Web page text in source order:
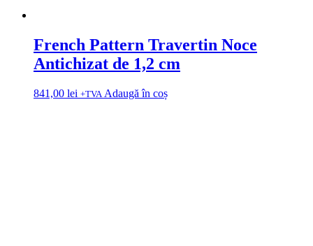
French Pattern Travertin Noce
Antichizat de 1,2 cm
841,00 lei +TVA Adaugă în coș